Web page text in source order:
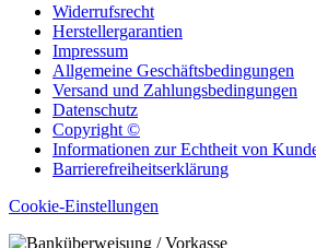
Widerrufsrecht
Herstellergarantien
Impressum
Allgemeine Geschäftsbedingungen
Versand und Zahlungsbedingungen
Datenschutz
Copyright ©
Informationen zur Echtheit von
Barrierefreiheitserklärung
Cookie-Einstellungen